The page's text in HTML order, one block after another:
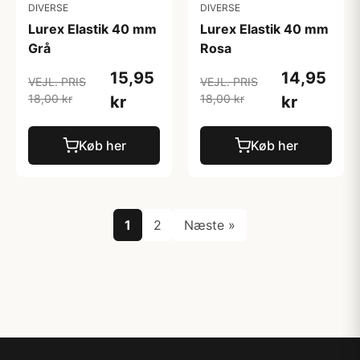
DIVERSE
Lurex Elastik 40 mm
Grå
VEJL. PRIS
18,00 kr
15,95
kr
Køb her
DIVERSE
Lurex Elastik 40 mm
Rosa
VEJL. PRIS
18,00 kr
14,95
kr
Køb her
1 2 Næste »